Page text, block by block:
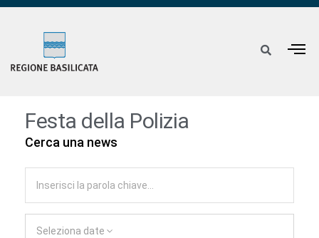
Festa della Polizia
Cerca una news
Seleziona date